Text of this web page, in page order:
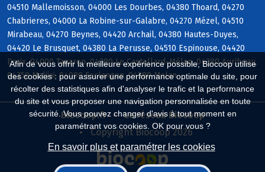
Afin de vous offrir la meilleure expérience possible, Biocoop utilise
des cookies : pour assurer une performance optimale du site, pour
récolter des statistiques afin d'analyser le trafic et la performance
du site et vous proposer une navigation personnalisée en toute
sécurité. Vous pouvez changer d'avis à tout moment en
paramétrant vos cookies. OK pour vous ?
En savoir plus et paramétrer les cookies
04510 Mallemoisson, 04000 Les Dourbes, 04380 Thoard, 04270
Chabrieres, 04000 La Robine-sur-Galabre, 04270 Mézel, 04510
Mirabeau, 04270 Beynes, 04420 Archail, 04380 Hautes-Duyes,
04420 Le Brusquet, 04380 La Perusse, 04510 Espinouse, 04420
Draix, 04000 Tanaron, 04380 Le Castellard-Mélan, 04380 Auribeau,
04350 Malijai, 04000 Esclangon, 04380 Melan
Biocoop.fr
Le réseau Biocoop
Copyright Biocoop 2026